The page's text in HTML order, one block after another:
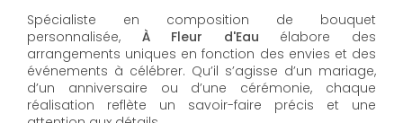
Spécialiste en composition de bouquet
personnalisée, À Fleur d'Eau élabore des
arrangements uniques en fonction des envies et des
événements à célébrer. Qu’il s’agisse d’un mariage,
d’un anniversaire ou d’une cérémonie, chaque
réalisation reflète un savoir-faire précis et une